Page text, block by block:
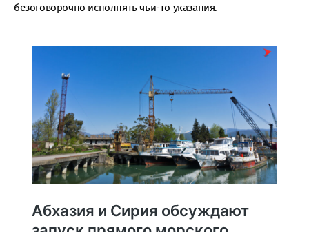
безоговорочно исполнять чьи-то указания.